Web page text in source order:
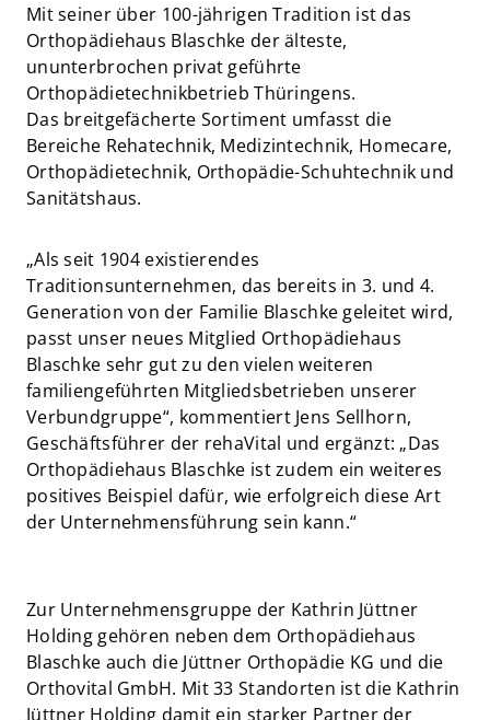
Mit seiner über 100-jährigen Tradition ist das
Orthopädiehaus Blaschke der älteste,
ununterbrochen privat geführte
Orthopädietechnikbetrieb Thüringens.
Das breitgefächerte Sortiment umfasst die
Bereiche Rehatechnik, Medizintechnik, Homecare,
Orthopädietechnik, Orthopädie-Schuhtechnik und
Sanitätshaus.
„Als seit 1904 existierendes
Traditionsunternehmen, das bereits in 3. und 4.
Generation von der Familie Blaschke geleitet wird,
passt unser neues Mitglied Orthopädiehaus
Blaschke sehr gut zu den vielen weiteren
familiengeführten Mitgliedsbetrieben unserer
Verbundgruppe“, kommentiert Jens Sellhorn,
Geschäftsführer der rehaVital und ergänzt: „Das
Orthopädiehaus Blaschke ist zudem ein weiteres
positives Beispiel dafür, wie erfolgreich diese Art
der Unternehmensführung sein kann.“
Zur Unternehmensgruppe der Kathrin Jüttner
Holding gehören neben dem Orthopädiehaus
Blaschke auch die Jüttner Orthopädie KG und die
Orthovital GmbH. Mit 33 Standorten ist die Kathrin
Jüttner Holding damit ein starker Partner der